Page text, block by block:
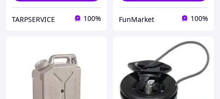
TARPSERVICE 100% FunMarket 100%